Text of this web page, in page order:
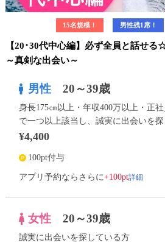
15名規模！ 男性残1席！
【20･30代中心編】必ず全員と話せ
～真剣な出会い～
男性 20～39歳
身長175㎝以上・年収400万以上・正
で一つ以上該当し、誠実に出会いを
¥4,400
100pt付与
アプリ予約ならさらに+100pt詳細
女性 20～39歳
誠実に出会いを探している方